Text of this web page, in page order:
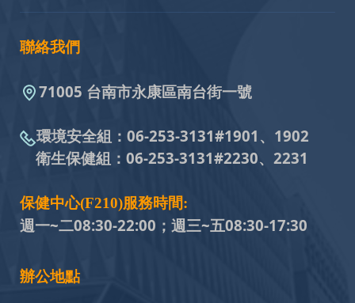
聯絡我們
71005 台南市永康區南台街一號
環境安全組： 06-253-3131#1901、1902
衛生保健組： 06-253-3131#2230、2231
保健中心(F210)服務時間:
週一~二08:30-22:00；週三~五08:30-17:30
辦公地點